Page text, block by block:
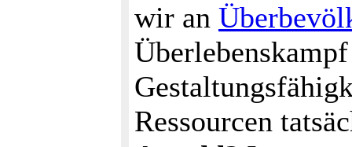
wir an
Ressourcen